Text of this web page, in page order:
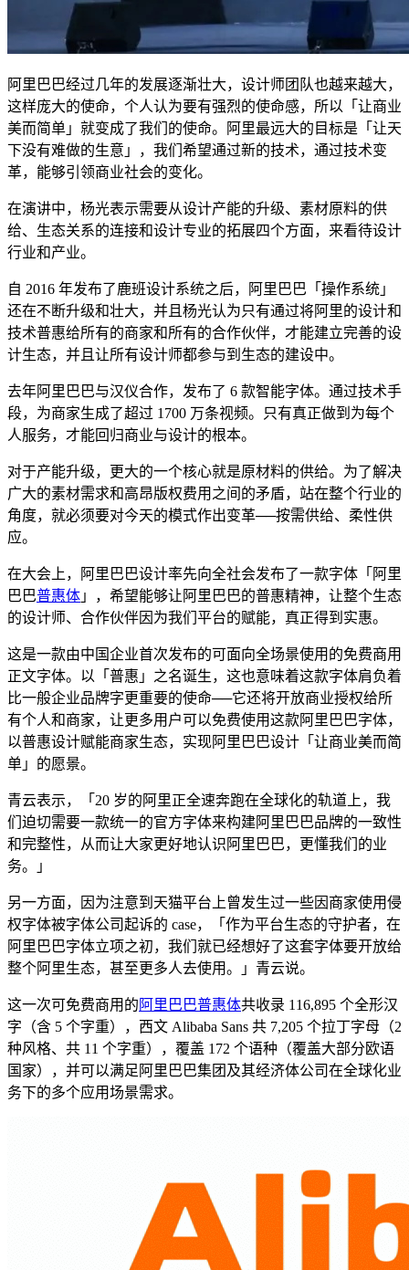
阿里巴巴经过几年的发展逐渐壮大，设计师团队也越来越大，
这样庞大的使命，个人认为要有强烈的使命感，所以「让商业
美而简单」就变成了我们的使命。阿里最远大的目标是「让天
下没有难做的生意」，我们希望通过新的技术，通过技术变
革，能够引领商业社会的变化。
在演讲中，杨光表示需要从设计产能的升级、素材原料的供
给、生态关系的连接和设计专业的拓展四个方面，来看待设计
行业和产业。
自 2016 年发布了鹿班设计系统之后，阿里巴巴「操作系统」
还在不断升级和壮大，并且杨光认为只有通过将阿里的设计和
技术普惠给所有的商家和所有的合作伙伴，才能建立完善的设
计生态，并且让所有设计师都参与到生态的建设中。
去年阿里巴巴与汉仪合作，发布了 6 款智能字体。通过技术手
段，为商家生成了超过 1700 万条视频。只有真正做到为每个
人服务，才能回归商业与设计的根本。
对于产能升级，更大的一个核心就是原材料的供给。为了解决
广大的素材需求和高昂版权费用之间的矛盾，站在整个行业的
角度，就必须要对今天的模式作出变革──按需供给、柔性供
应。
在大会上，阿里巴巴设计率先向全社会发布了一款字体「阿里
巴巴普惠体 」，希望能够让阿里巴巴的普惠精神，让整个生态
的设计师、合作伙伴因为我们平台的赋能，真正得到实惠。
这是一款由中国企业首次发布的可面向全场景使用的免费商用
正文字体。以「普惠」之名诞生，这也意味着这款字体肩负着
比一般企业品牌字更重要的使命──它还将开放商业授权给所
有个人和商家，让更多用户可以免费使用这款阿里巴巴字体，
以普惠设计赋能商家生态，实现阿里巴巴设计「让商业美而简
单」的愿景。
青云表示，「20 岁的阿里正全速奔跑在全球化的轨道上，我
们迫切需要一款统一的官方字体来构建阿里巴巴品牌的一致性
和完整性，从而让大家更好地认识阿里巴巴，更懂我们的业
务。」
另一方面，因为注意到天猫平台上曾发生过一些因商家使用侵
权字体被字体公司起诉的 case，「作为平台生态的守护者，在
阿里巴巴字体立项之初，我们就已经想好了这套字体要开放给
整个阿里生态，甚至更多人去使用。」青云说。
这一次可免费商用的 阿里巴巴普惠体共收录 116,895 个全形汉
字（含 5 个字重），西文 Alibaba Sans 共 7,205 个拉丁字母（2
种风格、共 11 个字重），覆盖 172 个语种（覆盖大部分欧语
国家），并可以满足阿里巴巴集团及其经济体公司在全球化业
务下的多个应用场景需求。